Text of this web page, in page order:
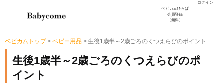
ログイン
ベビカムひろば
会員登録
（無料）
ベビカムトップ> ベビー用品 > 生後1歳半～2歳ごろのくつえらびのポイント
生後1歳半～2歳ごろのくつえらびのポ
イント